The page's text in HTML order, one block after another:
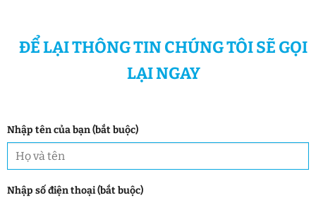
ĐỂ LẠI THÔNG TIN CHÚNG TÔI SẼ GỌI
LẠI NGAY
Nhập tên của bạn (bắt buộc)
Nhập số điện thoại (bắt buộc)